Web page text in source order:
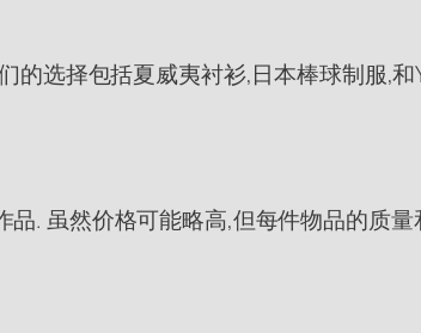
选择包括夏威夷衬衫,日本棒球制服,
. 虽然价格可能略高,但每件物品的质